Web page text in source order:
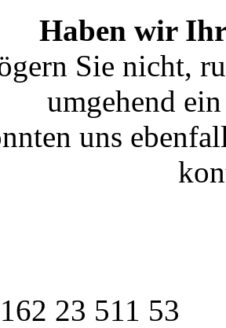
Haben wir Ihr
Sie nicht,
umgehend
uns
23 511 53